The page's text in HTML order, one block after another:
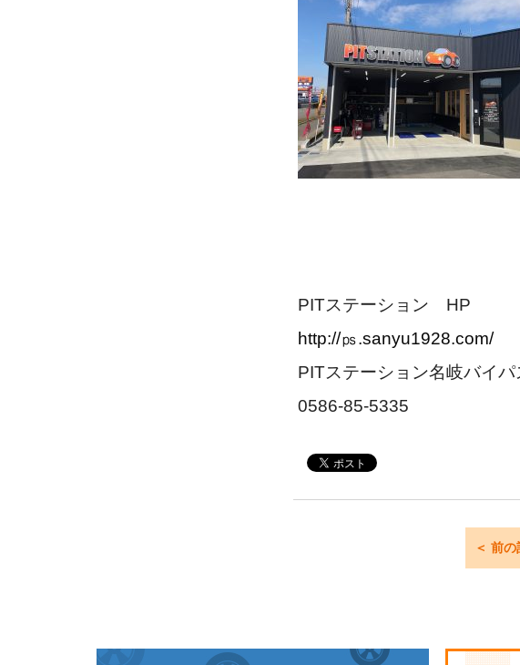
PITステーション HP
http://㎰.sanyu1928.com/
PITステーション名岐バイ
0586-85-5335
＜ 前